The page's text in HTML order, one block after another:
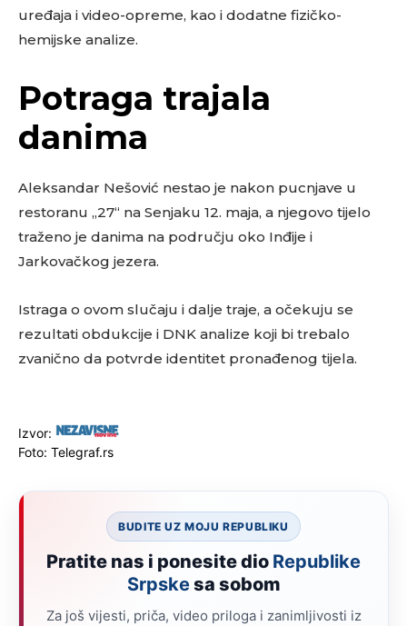
uređaja i video-opreme, kao i dodatne fizičko-
hemijske analize.
Potraga trajala
danima
Aleksandar Nešović nestao je nakon pucnjave u
restoranu „27“ na Senjaku 12. maja, a njegovo tijelo
traženo je danima na području oko Inđije i
Jarkovačkog jezera.
Istraga o ovom slučaju i dalje traje, a očekuju se
rezultati obdukcije i DNK analize koji bi trebalo
zvanično da potvrde identitet pronađenog tijela.
Izvor:
Foto: Telegraf.rs
BUDITE UZ MOJU REPUBLIKU
Pratite nas i ponesite dio Republike
Srpskesa sobom
Za još vijesti, priča, video priloga i zanimljivosti iz